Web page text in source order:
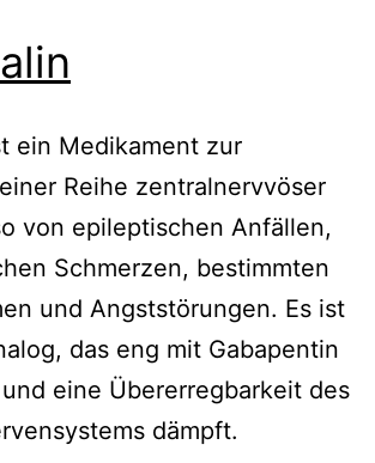
ein Medikament zur
Reihe zentralnervvöser
von epileptischen Anfällen,
Schmerzen, bestimmten
und Angststörungen. Es ist
das eng mit Gabapentin
eine Übererregbarkeit des
dämpft.